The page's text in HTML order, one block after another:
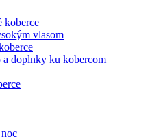
koberce
vlasom
a doplnky ku kobercom